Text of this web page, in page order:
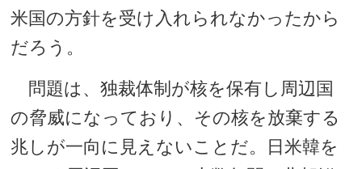
米国の方針を受け入れられなかったから
だろう。
問題は、独裁体制が核を保有し周辺国
の脅威になっており、その核を放棄する
兆しが一向に見えないことだ。日米韓を